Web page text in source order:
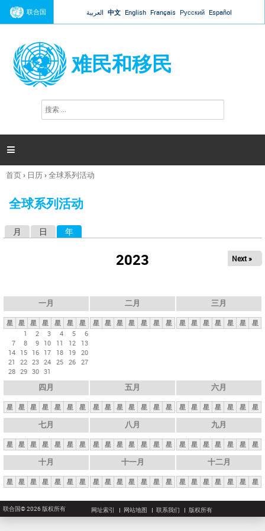
Jump to navigation
联合国 العربية 中文 English Français Русский Español
难民和移民
搜
索

你
这
首页› 日历›全球系列活动
全球系列活动
月 日 年
2023 Next »
一月
星 星 星 星 星 星
星
1
2 3 4 5
6
7
8 9 10 11 12
13
14 15 16 17 18 19 20
21
22 23 24 25 26 27
28 29 30 31
二月
星 星 星 星 星 星 星
三月
星 星 星 星 星 星 星
四月
星 星 星 星 星 星 星
五月
星 星 星 星 星 星 星
六月
星 星 星 星 星 星 星
七月
星 星 星 星 星 星 星
八月
星 星 星 星 星 星 星
九月
星 星 星 星 星 星 星
十月
星 星 星 星 星 星 星
十一月
星 星 星 星 星 星 星
十二月
星 星 星 星 星 星 星
联合国© 2026 版权所有 网址索引 网站地图 联系我们 版权所有